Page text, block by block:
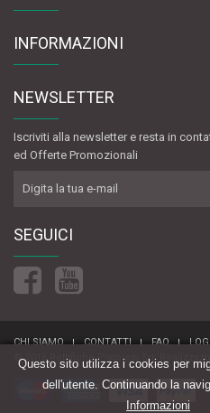
INFORMAZIONI
NEWSLETTER
Iscriviti alla newsletter e resta in
ed Offerte Promozionali
SEGUICI
CHI SIAMO CONTATTI FAQ
© 2016 Rettifiche Pistoiesi Srl.
Questo sito utilizza i cookies per
dell'utente. Continuando la
Informazioni